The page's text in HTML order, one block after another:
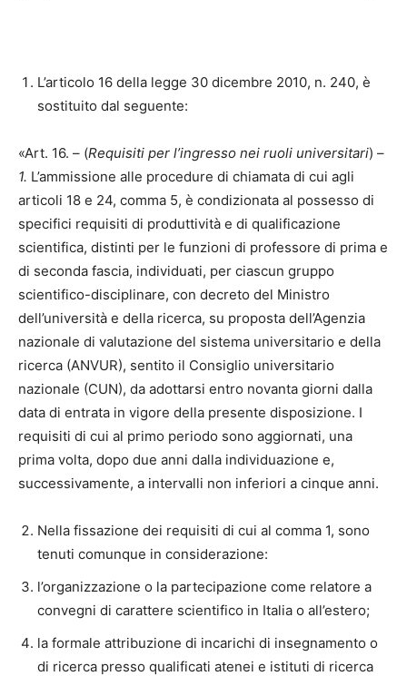
L’articolo 16 della legge 30 dicembre 2010, n. 240, è
sostituito dal seguente:
«Art. 16. – (Requisiti per l’ingresso nei ruoli universitari) –
1. L’ammissione alle procedure di chiamata di cui agli
articoli 18 e 24, comma 5, è condizionata al possesso di
specifici requisiti di produttività e di qualificazione
scientifica, distinti per le funzioni di professore di prima e
di seconda fascia, individuati, per ciascun gruppo
scientifico-disciplinare, con decreto del Ministro
dell’università e della ricerca, su proposta dell’Agenzia
nazionale di valutazione del sistema universitario e della
ricerca (ANVUR), sentito il Consiglio universitario
nazionale (CUN), da adottarsi entro novanta giorni dalla
data di entrata in vigore della presente disposizione. I
requisiti di cui al primo periodo sono aggiornati, una
prima volta, dopo due anni dalla individuazione e,
successivamente, a intervalli non inferiori a cinque anni.
Nella fissazione dei requisiti di cui al comma 1, sono
tenuti comunque in considerazione:
l’organizzazione o la partecipazione come relatore a
convegni di carattere scientifico in Italia o all’estero;
la formale attribuzione di incarichi di insegnamento o
di ricerca presso qualificati atenei e istituti di ricerca